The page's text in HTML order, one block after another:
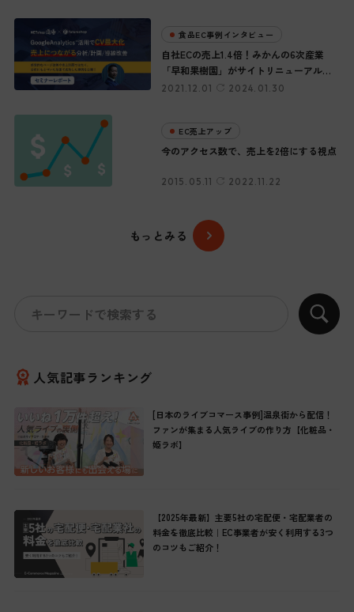
食品EC事例インタビュー
2021.12.01 2024.01.30
自社ECの売上1.4倍！みかんの6次産業
「早和果樹園」がサイトリニューアルに
成功した理由
EC売上アップ
2015.05.11 2022.11.22
今のアクセス数で、売上を2倍にする視点
もっとみる
人気記事ランキング
[日本のライブコマース事例]温泉街から配信！
ファンが集まる人気ライブの作り方【化粧品・
姫ラボ】
【2025年最新】主要5社の宅配便・宅配業者の
料金を徹底比較｜EC事業者が安く利用する3つ
のコツもご紹介！